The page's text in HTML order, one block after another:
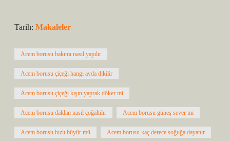
Tarih: Makaleler
Acem borusu bakımı nasıl yapılır
Acem borusu çiçeği hangi ayda dikilir
Acem borusu çiçeği kışın yaprak döker mi
Acem borusu daldan nasıl çoğaltılır Acem borusu güneş sever mi
Acem borusu hızlı büyür mü Acem borusu kaç derece soğuğa dayanır